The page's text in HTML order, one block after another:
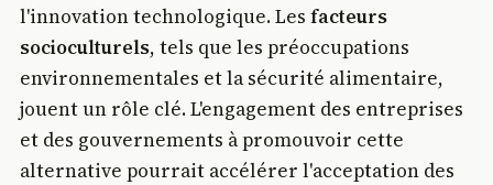
l'innovation technologique. Lesfacteurs
socioculturels, tels que les préoccupations
environnementales et la sécurité alimentaire,
jouent un rôle clé. L'engagement des entreprises
et des gouvernements à promouvoir cette
alternative pourrait accélérer l'acceptation des